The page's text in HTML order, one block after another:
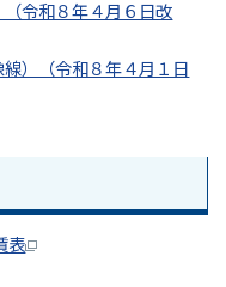
令和８年４月６日改
）（令和８年４月１日
表